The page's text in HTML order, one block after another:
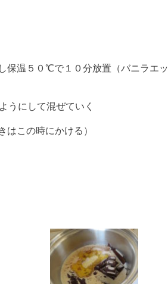
保温５０℃で１０分放置（バニラエッ
うにして混ぜていく
この時にかける）